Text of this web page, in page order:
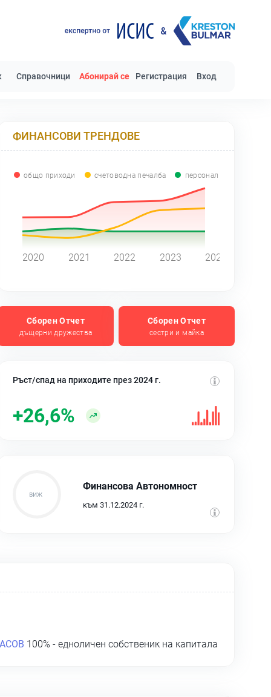
Справочници Абонирай се Регистрация Вход
ФИНАНСОВИ ТРЕНДОВЕ
общо приходи счетоводна печалба персонал
2020 2021 2022 2023 2024
Сборен Отчет
дъщерни дружества
Сборен Отчет
сестри и майка
Ръст/спад на приходите през 2024 г.
+26,6%
Финансова Автономност
към 31.12.2024 г.
100% - едноличен собственик на капитала